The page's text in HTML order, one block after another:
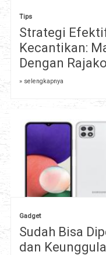
Tips
Strategi
Kecantikan:
Dengan
» selengkapnya
Gadget
Sudah Bisa
dan